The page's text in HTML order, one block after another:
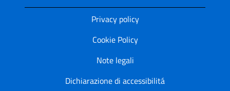
Privacy policy
Cookie Policy
Note legali
Dichiarazione di accessibilitá